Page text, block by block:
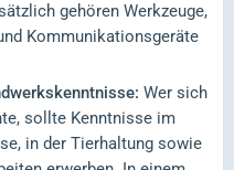
gehören Werkzeuge,
Kommunikationsgeräte
Wer sich
sollte Kenntnisse im
in der Tierhaltung sowie